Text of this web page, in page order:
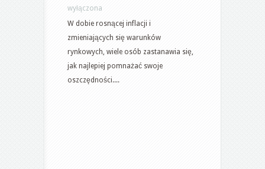
procent-
korzystne
lokaty
wyłączona
W dobie rosnącej inflacji i
zmieniających się warunków
rynkowych, wiele osób zastanawia się,
jak najlepiej pomnażać swoje
oszczędności....